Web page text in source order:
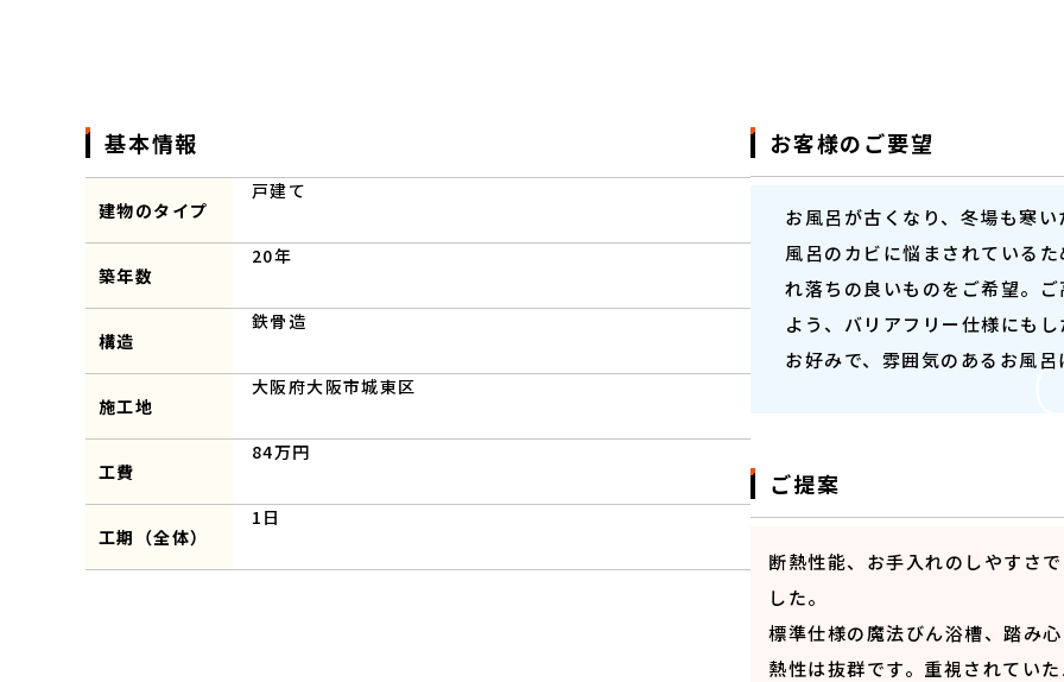
基本情報
建物のタイプ
戸建て
築年数
20年
構造
鉄骨造
施工地
大阪府大阪市城東区
工費
84万円
工期（全体）
1日
お客様のご要望
お風呂が古くなり、冬場も寒
風呂のカビに悩まされている
れ落ちの良いものをご希望。
よう、バリアフリー仕様にも
お好みで、雰囲気のあるお風
ご提案
断熱性能、お手入れのしやすさ
した。
標準仕様の魔法びん浴槽、踏み
熱性は抜群です。重視されてい